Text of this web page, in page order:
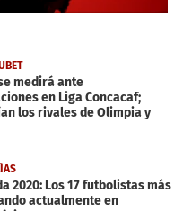
medirá ante
en Liga Concacaf;
los rivales de Olimpia y
2020: Los 17 futbolistas más
actualmente en